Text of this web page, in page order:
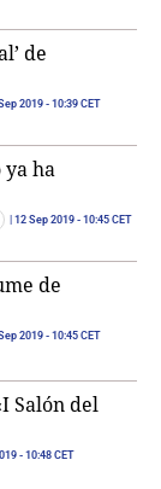
de
2019- 10:39 CET
ya ha
12 Sep 2019 - 10:45 CET
de
2019- 10:45 CET
Salón del
- 10:48 CET